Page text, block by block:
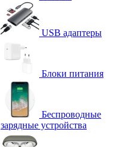
USB адаптеры
Блоки питания
Беспроводные
зарядные устройства